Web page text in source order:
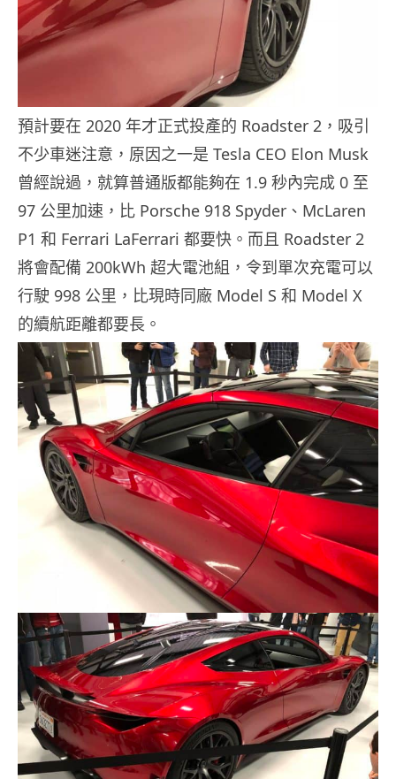
預計要在 2020 年才正式投產的 Roadster 2，吸引
不少車迷注意，原因之一是 Tesla CEO Elon Musk
曾經說過，就算普通版都能夠在 1.9 秒內完成 0 至
97 公里加速，比 Porsche 918 Spyder、McLaren
P1 和 Ferrari LaFerrari 都要快。而且 Roadster 2
將會配備 200kWh 超大電池組，令到單次充電可以
行駛 998 公里，比現時同廠 Model S 和 Model X
的續航距離都要長。